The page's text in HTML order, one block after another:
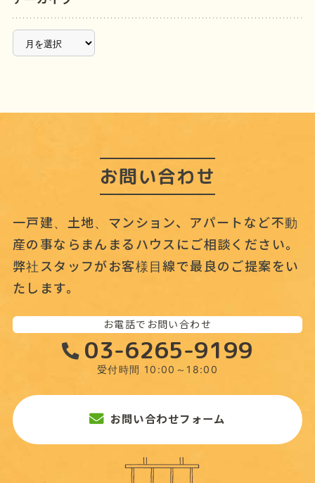
ー
お問い合わせ
一戸建、土地、マンション、アパートなど不動
産の事なら まんまるハウスにご相談ください。
弊社スタッフがお客様目線で最良のご提案をい
たします。
お電話でお問い合わせ
03-6265-9199
受付時間 10:00～18:00
お問い合わせフォーム